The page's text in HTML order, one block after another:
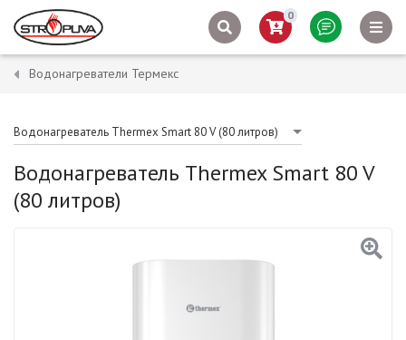
0
Водонагреватели Термекс
Водонагреватель Thermex Smart 80 V (80 литров)
Водонагреватель Thermex Smart 80 V
(80 литров)